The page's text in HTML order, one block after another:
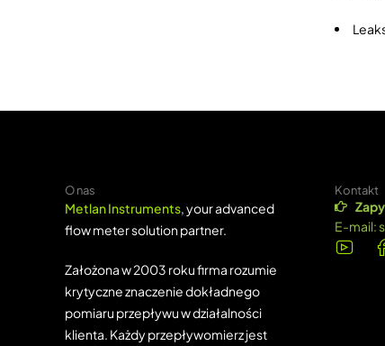
O nas
Metlan Instruments, your advanced
flow meter solution partner.
Założona w 2003 roku firma rozumie
krytyczne znaczenie dokładnego
pomiaru przepływu w działalności
klienta. Każdy przepływomierz jest
Kontakt
E-mail: